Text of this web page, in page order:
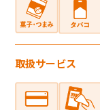
取扱サービス
・クレジット
ご本人のサ
電子